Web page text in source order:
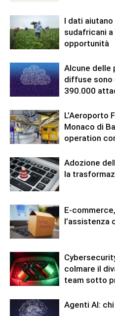
I dati
sudafricani
opportunità
Alcune delle
diffuse
390.000
L’Aeroporto
Monaco di
operation
Adozione
la
E-
l’assistenza
colmare il
team sotto
Agenti AI: